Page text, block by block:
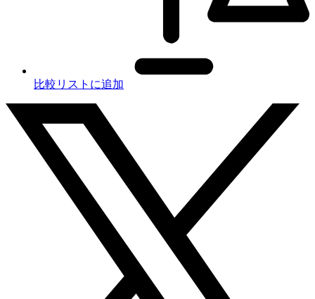
比較リストに追加